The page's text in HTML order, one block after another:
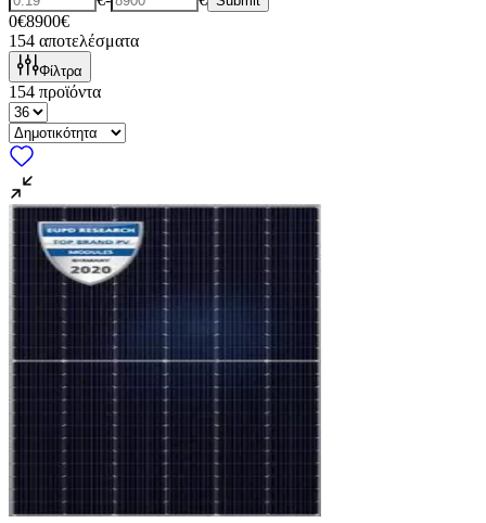
0€8900€
154 αποτελέσματα
Φίλτρα
154 προϊόντα